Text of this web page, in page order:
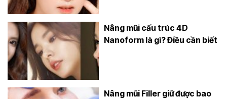
Nâng mũi cấu trúc 4D
Nanoform là gì? Điều cần biết
Nâng mũi Filler giữ được bao